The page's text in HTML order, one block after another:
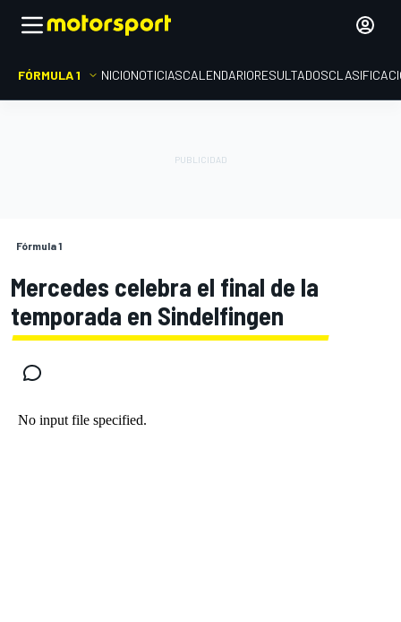
FÓRMULA 1 INICIONOTICIASCALENDARIORESULTADOS
Fórmula 1
Mercedes celebra el final de la
temporada en Sindelfingen